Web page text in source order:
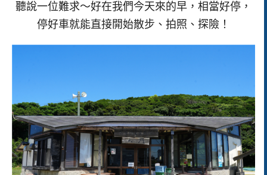
聽說一位難求～好在我們今天來的早，相當好停，
停好車就能直接開始散步、拍照、探險！